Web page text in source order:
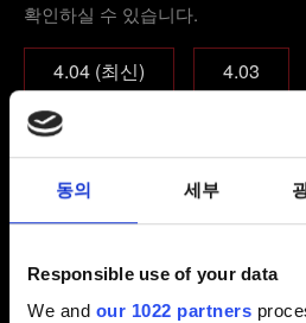
동의 세부
Responsible use of your data
We and our 1022 partners
확인하실 수 있습니다.
4.04 (최신) 4.03
4.01
어떤 에디션의 게임을 플레
본편 게임
본편 게임
컴플리트 에디션